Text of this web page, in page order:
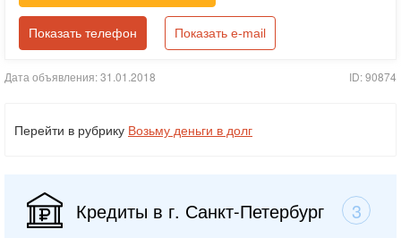
Показать телефон Показать e-mail
Дата объявления: 31.01.2018 ID: 90874
Перейти в рубрику Возьму деньги в долг
Кредиты в г. Санкт-Петербург 3